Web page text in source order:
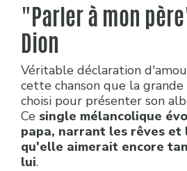
"Parler à mon
Dion
Véritable déclaration
cette chanson que la grande
choisi pour présenter son
Ce single mélancolique
papa, narrant les rêves et
qu'elle aimerait encore
lui.